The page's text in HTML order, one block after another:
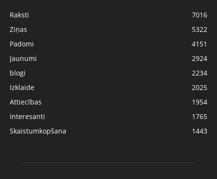
Raksti
7016
Ziņas
5322
Padomi
4151
Jaunumi
2924
blogi
2234
Izklaide
2025
Attiecības
1954
Interesanti
1765
Skaistumkopšana
1443